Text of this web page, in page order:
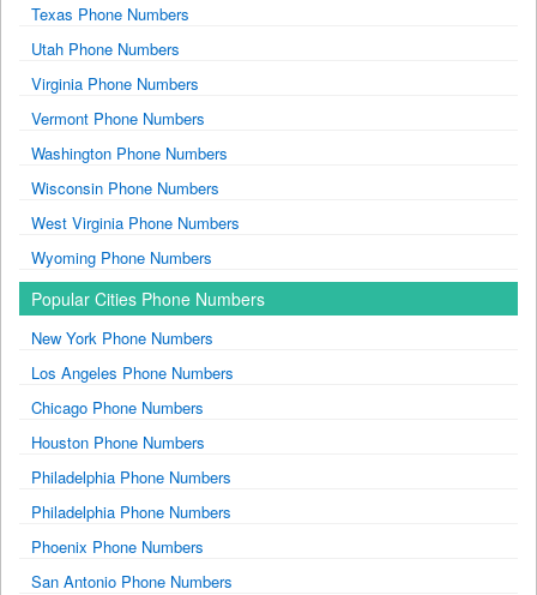
Texas Phone Numbers
Utah Phone Numbers
Virginia Phone Numbers
Vermont Phone Numbers
Washington Phone Numbers
Wisconsin Phone Numbers
West Virginia Phone Numbers
Wyoming Phone Numbers
Popular Cities Phone Numbers
New York Phone Numbers
Los Angeles Phone Numbers
Chicago Phone Numbers
Houston Phone Numbers
Philadelphia Phone Numbers
Philadelphia Phone Numbers
Phoenix Phone Numbers
San Antonio Phone Numbers